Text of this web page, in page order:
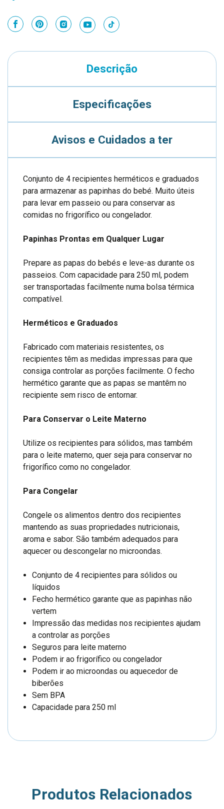
Descrição
Especificações
Avisos e Cuidados a ter
Conjunto de 4 recipientes herméticos e graduados
para armazenar as papinhas do bebé. Muito úteis
para levar em passeio ou para conservar as
comidas no frigorífico ou congelador.
Papinhas Prontas em Qualquer Lugar
Prepare as papas do bebés e leve-as durante os
passeios. Com capacidade para 250 ml, podem
ser transportadas facilmente numa bolsa térmica
compatível.
Herméticos e Graduados
Fabricado com materiais resistentes, os
recipientes têm as medidas impressas para que
consiga controlar as porções facilmente. O fecho
hermético garante que as papas se mantêm no
recipiente sem risco de entornar.
Para Conservar o Leite Materno
Utilize os recipientes para sólidos, mas também
para o leite materno, quer seja para conservar no
frigorífico como no congelador.
Para Congelar
Congele os alimentos dentro dos recipientes
mantendo as suas propriedades nutricionais,
aroma e sabor. São também adequados para
aquecer ou descongelar no microondas.
Conjunto de 4 recipientes para sólidos ou
líquidos
Fecho hermético garante que as papinhas não
vertem
Impressão das medidas nos recipientes ajudam
a controlar as porções
Seguros para leite materno
Podem ir ao frigorífico ou congelador
Podem ir ao microondas ou aquecedor de
biberões
Sem BPA
Capacidade para 250 ml
Produtos Relacionados